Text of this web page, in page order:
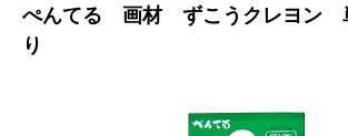
ぺんてる 画材 ずこうクレヨン
り